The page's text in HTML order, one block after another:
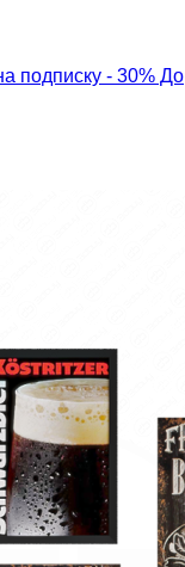
подписку - 30% До